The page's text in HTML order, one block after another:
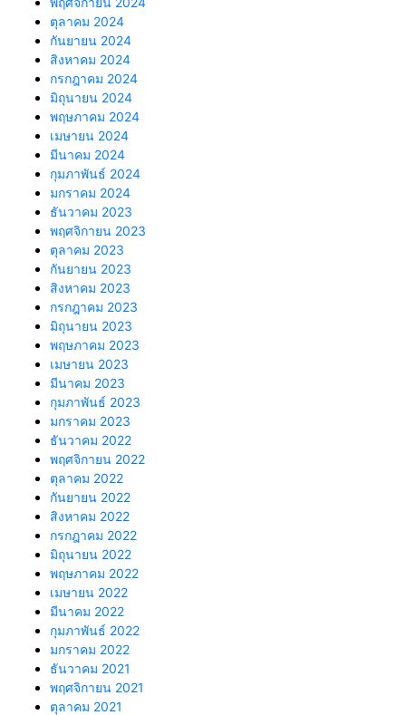
ตุลาคม 2024
กันยายน 2024
สิงหาคม 2024
กรกฎาคม 2024
มิถุนายน 2024
พฤษภาคม 2024
เมษายน 2024
มีนาคม 2024
กุมภาพันธ์ 2024
มกราคม 2024
ธันวาคม 2023
พฤศจิกายน 2023
ตุลาคม 2023
กันยายน 2023
สิงหาคม 2023
กรกฎาคม 2023
มิถุนายน 2023
พฤษภาคม 2023
เมษายน 2023
มีนาคม 2023
กุมภาพันธ์ 2023
มกราคม 2023
ธันวาคม 2022
พฤศจิกายน 2022
ตุลาคม 2022
กันยายน 2022
สิงหาคม 2022
กรกฎาคม 2022
มิถุนายน 2022
พฤษภาคม 2022
เมษายน 2022
มีนาคม 2022
กุมภาพันธ์ 2022
มกราคม 2022
ธันวาคม 2021
พฤศจิกายน 2021
ตุลาคม 2021